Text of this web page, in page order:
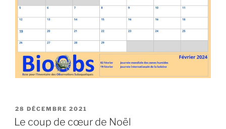
PUBLIÉ
LE
28 DÉCEMBRE 2021
Le coup de cœur de Noël